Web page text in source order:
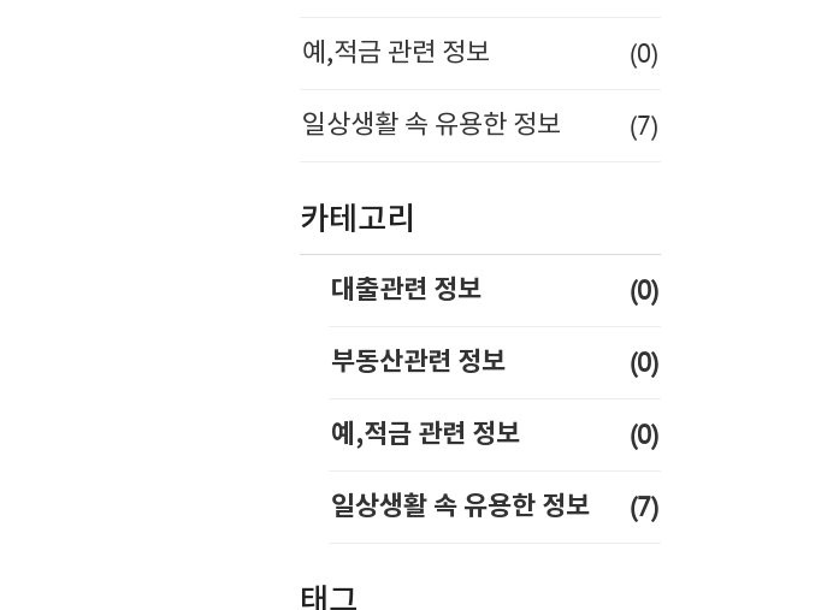
예,적금 관련 정보 (0)
일상생활 속 유용한 정보 (7)
카테고리
대출관련 정보 (0)
부동산관련 정보 (0)
예,적금 관련 정보 (0)
일상생활 속 유용한 정보 (7)
태그